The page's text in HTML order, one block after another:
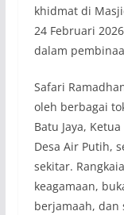
khidmat di
24 Februari
dalam
Safari
oleh berbagai
Batu Jaya,
Desa Air Putih,
sekitar.
keagamaan,
berjamaah, dan